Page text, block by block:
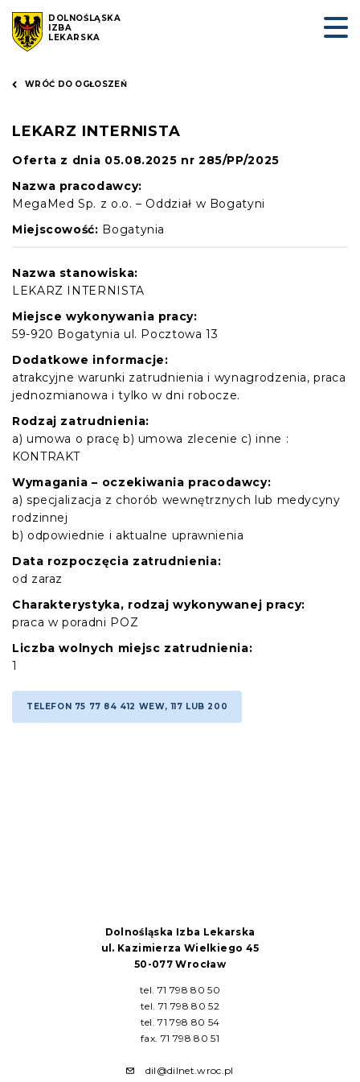
DOLNOŚLĄSKA
IZBA
LEKARSKA
WRÓĆ DO OGŁOSZEŃ
LEKARZ INTERNISTA
Oferta z dnia 05.08.2025 nr 285/PP/2025
Nazwa pracodawcy:
MegaMed Sp. z o.o. – Oddział w Bogatyni
Miejscowość: Bogatynia
Nazwa stanowiska:
LEKARZ INTERNISTA
Miejsce wykonywania pracy:
59-920 Bogatynia ul. Pocztowa 13
Dodatkowe informacje:
atrakcyjne warunki zatrudnienia i wynagrodzenia, praca
jednozmianowa i tylko w dni robocze.
Rodzaj zatrudnienia:
a) umowa o pracę b) umowa zlecenie c) inne :
KONTRAKT
Wymagania – oczekiwania pracodawcy:
a) specjalizacja z chorób wewnętrznych lub medycyny
rodzinnej
b) odpowiednie i aktualne uprawnienia
Data rozpoczęcia zatrudnienia:
od zaraz
Charakterystyka, rodzaj wykonywanej pracy:
praca w poradni POZ
Liczba wolnych miejsc zatrudnienia:
1
TELEFON 75 77 84 412 WEW, 117 LUB 200
Dolnośląska Izba Lekarska
ul. Kazimierza Wielkiego 45
50-077 Wrocław
tel. 71 798 80 50
tel. 71 798 80 52
tel. 71 798 80 54
fax. 71 798 80 51
dil@dilnet.wroc.pl